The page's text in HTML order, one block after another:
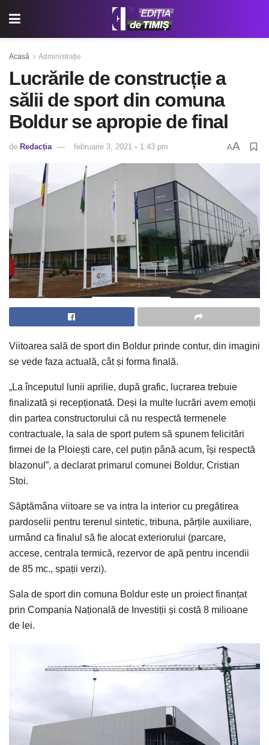
Acasă Administrație
Lucrările de construcție a
sălii de sport din comuna
Boldur se apropie de final
de Redacția februarie 3, 2021 ◦ 1:43 pm AA
Viitoarea sală de sport din Boldur prinde contur, din imagini
se vede faza actuală, cât și forma finală.
„La începutul lunii aprilie, după grafic, lucrarea trebuie
finalizată și recepționată. Deși la multe lucrări avem emoții
din partea constructorului că nu respectă termenele
contractuale, la sala de sport putem să spunem felicitări
firmei de la Ploiești care, cel puțin până acum, își respectă
blazonul”, a declarat primarul comunei Boldur, Cristian
Stoi.
Săptămâna viitoare se va intra la interior cu pregătirea
pardoselii pentru terenul sintetic, tribuna, părțile auxiliare,
urmând ca finalul să fie alocat exteriorului (parcare,
accese, centrala termică, rezervor de apă pentru incendii
de 85 mc., spații verzi).
Sala de sport din comuna Boldur este un proiect finanțat
prin Compania Națională de Investiții și costă 8 milioane
de lei.